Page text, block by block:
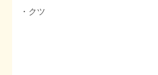
・クツ